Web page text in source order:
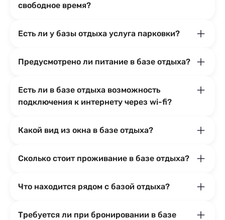
свободное время?
Есть ли у базы отдыха услуга парковки?
Предусмотрено ли питание в базе отдыха?
Есть ли в базе отдыха возможность
подключения к интернету через wi-fi?
Какой вид из окна в базе отдыха?
Сколько стоит проживание в базе отдыха?
Что находится рядом с базой отдыха?
Требуется ли при бронировании в базе